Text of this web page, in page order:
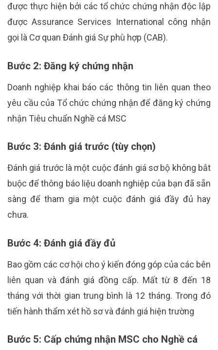
được thực hiện bởi các tổ chức chứng nhận độc lập
được Assurance Services International công nhận
gọi là Cơ quan Đánh giá Sự phù hợp (CAB).
Bước 2: Đăng ký chứng nhận
Doanh nghiệp khai báo các thông tin liên quan theo
yêu cầu của Tổ chức chứng nhận để đăng ký chứng
nhận Tiêu chuẩn Nghề cá MSC
Bước 3: Đánh giá trước (tùy chọn)
Đánh giá trước là một cuộc đánh giá sơ bộ không bắt
buộc để thông báo liệu doanh nghiệp của bạn đã sẵn
sàng để tham gia một cuộc đánh giá đầy đủ hay
chưa.
Bước 4: Đánh giá đầy đủ
Bao gồm các cơ hội cho ý kiến ​​đóng góp của các bên
liên quan và đánh giá đồng cấp. Mất từ ​​8 đến 18
tháng với thời gian trung bình là 12 tháng. Trong đó
tiến hành thẩm xét hồ sơ và đánh giá hiện trường
Bước 5: Cấp chứng nhận MSC cho Nghề cá